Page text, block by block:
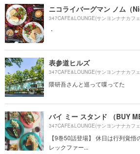
347CAFE&LOUNGE(サンヨンナナカフ
・
表参道ヒルズ
347CAFE&LOUNGE(サンヨンナナカフ
隈研吾さんと巡って喋ってた
バイ ミー スタンド （BUY
347CAFE&LOUNGE(サンヨンナナカフ
【9巻50話登場】 休日は行列覚
レックファー...